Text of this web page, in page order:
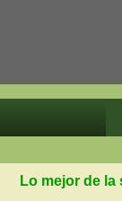
en
Lo mejor de la